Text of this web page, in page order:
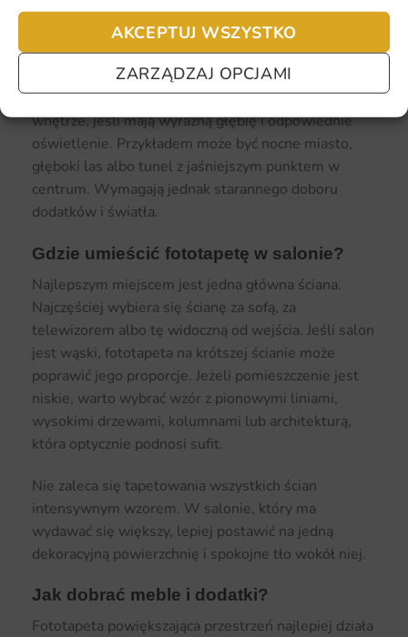
AKCEPTUJ WSZYSTKO
ZARZĄDZAJ OPCJAMI
Dobrze wyglądają z jasną sofą, drewnianym
stolikiem, lnianymi zasłonami i naturalnymi
dodatkami.
Ciemniejsze fototapety również mogą powiększać
wnętrze, jeśli mają wyraźną głębię i odpowiednie
oświetlenie. Przykładem może być nocne miasto,
głęboki las albo tunel z jaśniejszym punktem w
centrum. Wymagają jednak starannego doboru
dodatków i światła.
Gdzie umieścić fototapetę w salonie?
Najlepszym miejscem jest jedna główna ściana.
Najczęściej wybiera się ścianę za sofą, za
telewizorem albo tę widoczną od wejścia. Jeśli salon
jest wąski, fototapeta na krótszej ścianie może
poprawić jego proporcje. Jeżeli pomieszczenie jest
niskie, warto wybrać wzór z pionowymi liniami,
wysokimi drzewami, kolumnami lub architekturą,
która optycznie podnosi sufit.
Nie zaleca się tapetowania wszystkich ścian
intensywnym wzorem. W salonie, który ma
wydawać się większy, lepiej postawić na jedną
dekoracyjną powierzchnię i spokojne tło wokół niej.
Jak dobrać meble i dodatki?
Fototapeta powiększająca przestrzeń najlepiej działa